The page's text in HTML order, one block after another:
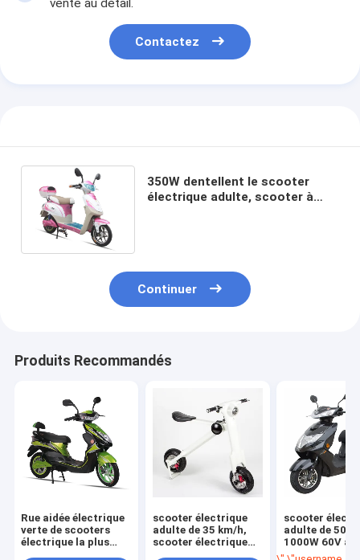
Contactez
350W dentellent le scooter
électrique adulte, scooter à
Continuer
Produits Recommandés
Rue aidée électrique
verte de scooters
électrique la plus
scooter électrique
adulte de 35 km/h,
scooter électrique
scooter
adulte de
1000W 60V
l'affichage